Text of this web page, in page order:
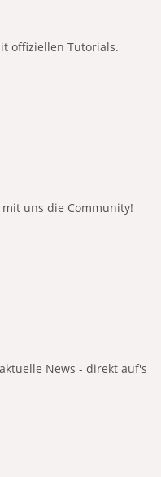
offiziellen Tutorials.
uns die Community!
News - direkt auf's